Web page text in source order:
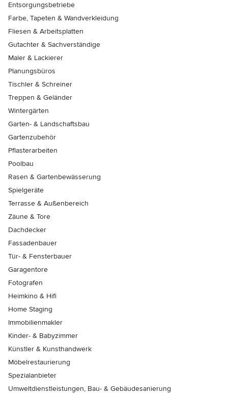
Entsorgungsbetriebe
Farbe, Tapeten & Wandverkleidung
Fliesen & Arbeitsplatten
Gutachter & Sachverständige
Maler & Lackierer
Planungsbüros
Tischler & Schreiner
Treppen & Geländer
Wintergärten
Garten- & Landschaftsbau
Gartenzubehör
Pflasterarbeiten
Poolbau
Rasen & Gartenbewässerung
Spielgeräte
Terrasse & Außenbereich
Zäune & Tore
Dachdecker
Fassadenbauer
Tür- & Fensterbauer
Garagentore
Fotografen
Heimkino & Hifi
Home Staging
Immobilienmakler
Kinder- & Babyzimmer
Künstler & Kunsthandwerk
Möbelrestaurierung
Spezialanbieter
Umweltdienstleistungen, Bau- & Gebäudesanierung